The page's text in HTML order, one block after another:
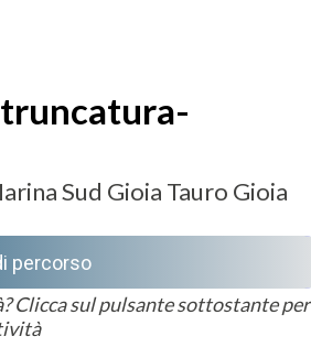
Sud Gioia Tauro Gioia
percorso
Clicca sul pulsante sottostante per